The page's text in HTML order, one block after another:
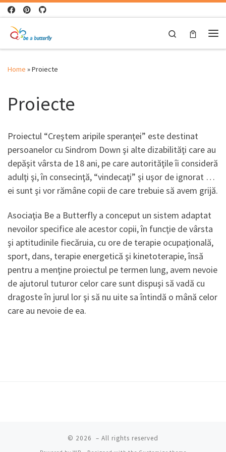
Skip to content
Search
Home »Proiecte
Proiecte
Proiectul “Creştem aripile speranţei” este destinat
persoanelor cu Sindrom Down şi alte dizabilităţi care au
depăşit vârsta de 18 ani, pe care autorităţile îi consideră
adulţi şi, în consecinţă, “vindecaţi” şi uşor de ignorat …
ei sunt şi vor rămâne copii de care trebuie să avem grijă.
Asociaţia Be a Butterfly a conceput un sistem adaptat
nevoilor specifice ale acestor copii, în funcţie de vârsta
şi aptitudinile fiecăruia, cu ore de terapie ocupaţională,
sport, dans, terapie energetică şi kinetoterapie, însă
pentru a menţine proiectul pe termen lung, avem nevoie
de ajutorul tuturor celor care sunt dispuşi să vadă cu
dragoste în jurul lor şi să nu uite sa întindă o mână celor
care au nevoie de ea.
© 2026 – All rights reserved